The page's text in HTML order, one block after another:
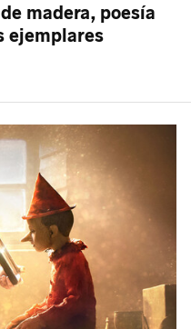
madera, poesía
ejemplares